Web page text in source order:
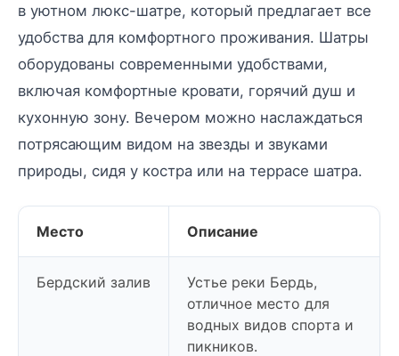
в уютном люкс-шатре, который предлагает все
удобства для комфортного проживания. Шатры
оборудованы современными удобствами,
включая комфортные кровати, горячий душ и
кухонную зону. Вечером можно наслаждаться
потрясающим видом на звезды и звуками
природы, сидя у костра или на террасе шатра.
Место Описание
Бердский залив
Устье реки Бердь,
отличное место для
водных видов спорта и
пикников.